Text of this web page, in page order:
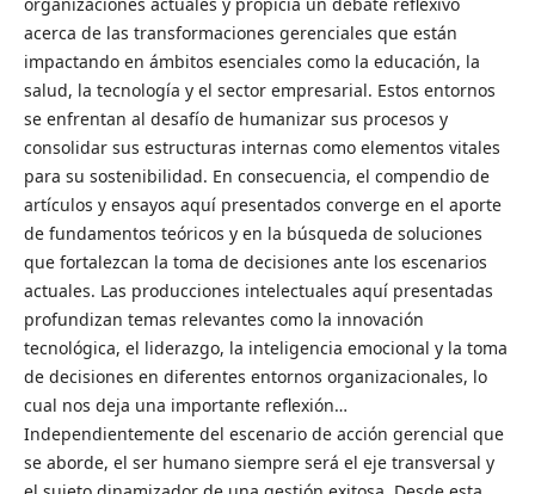
acerca de las transformaciones gerenciales que están
impactando en ámbitos esenciales como la educación, la
salud, la tecnología y el sector empresarial. Estos entornos
se enfrentan al desafío de humanizar sus procesos y
consolidar sus estructuras internas como elementos vitales
para su sostenibilidad. En consecuencia, el compendio de
artículos y ensayos aquí presentados converge en el aporte
de fundamentos teóricos y en la búsqueda de soluciones
que fortalezcan la toma de decisiones ante los escenarios
actuales. Las producciones intelectuales aquí presentadas
profundizan temas relevantes como la innovación
tecnológica, el liderazgo, la inteligencia emocional y la toma
de decisiones en diferentes entornos organizacionales, lo
cual nos deja una importante reflexión…
Independientemente del escenario de acción gerencial que
se aborde, el ser humano siempre será el eje transversal y